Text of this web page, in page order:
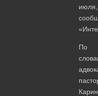
июля,
По